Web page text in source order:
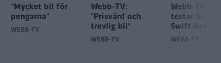
"Mycket bil för
pengarna"
WEBB-TV
Webb-TV:
"Prisvärd och
trevlig bil"
WEBB-TV
Webb-TV: Vi
testar Suzuki
Swift 4x4
WEBB-TV